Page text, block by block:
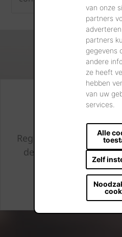
van onze
partners
partners
gegevens
andere
ze heeft
hebben
van uw
services.
Alle
Zelf
Altijd op
Registreer en we
de laatste nieuwtjes
IK